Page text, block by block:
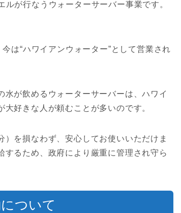
ルが行なうウォーターサーバー事業です。
は“ハワイアンウォーター”として営業され
が飲めるウォーターサーバーは、ハワイ
好きな人が頼むことが多いのです。
を損なわず、安心してお使いいただけま
るため、政府により厳重に管理され守ら
ついて